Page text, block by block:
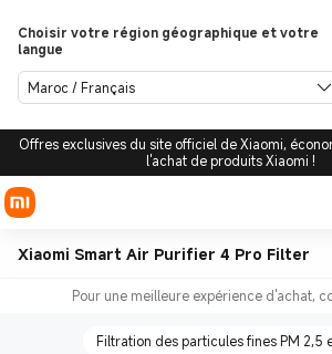
Choisir votre région géographique et votre
langue
Maroc / Français
Offres exclusives du site officiel de Xiaomi,
l'achat de produits Xiaomi !
Xiaomi Smart Air Purifier 4 Pro Filter
Pour une meilleure expérience d'achat,
Filtration des particules fines PM 2,5